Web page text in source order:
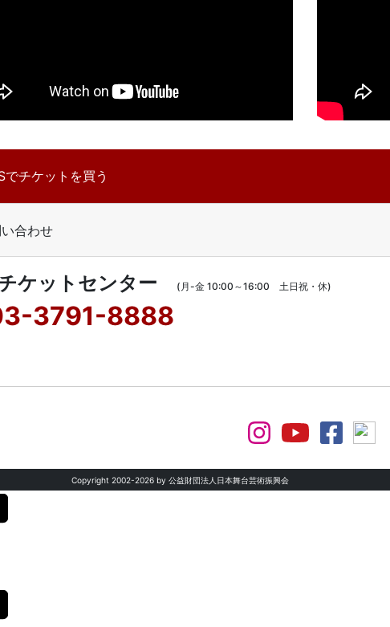
でチケットを買う
合わせ
ケットセンター (月-金 10:00～16:00 土日祝・休)
3791-8888
Copyright 2002-2026 by 公益財団法人日本舞台芸術振興会